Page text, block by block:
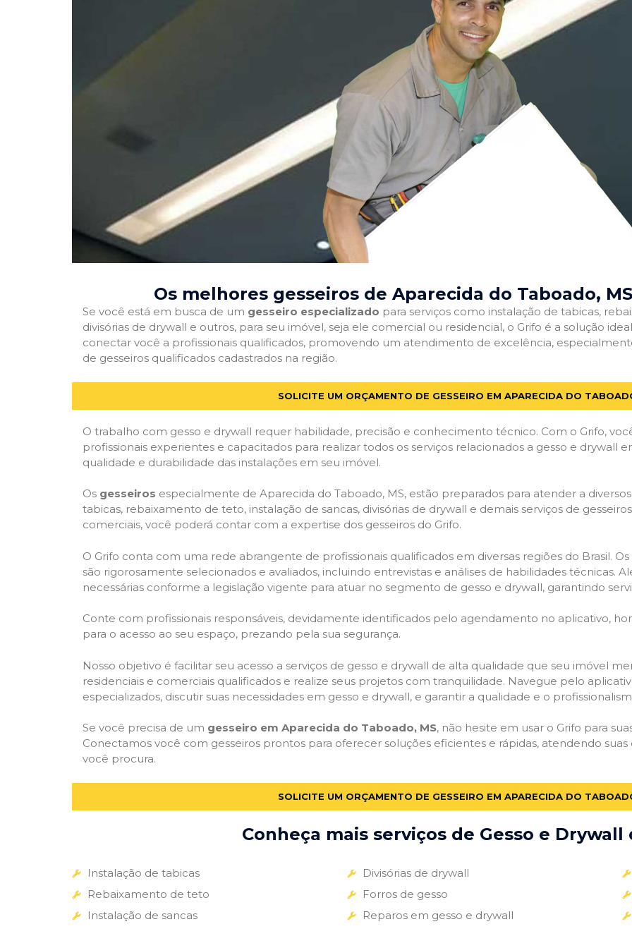
Os melhores gesseiros de Aparecida do Taboado, MS
Se você está em busca de um gesseiro especializado para serviços como instalação de tabicas,
divisórias de drywall e outros, para seu imóvel, seja ele comercial ou residencial, o Grifo é a solução
conectar você a profissionais qualificados, promovendo um atendimento de excelência,
de gesseiros qualificados cadastrados na região.
SOLICITE UM ORÇAMENTO DE GESSEIRO EM APARECIDA DO
O trabalho com gesso e drywall requer habilidade, precisão e conhecimento técnico. Com o Grifo,
profissionais experientes e capacitados para realizar todos os serviços relacionados a gesso e drywall
qualidade e durabilidade das instalações em seu imóvel.
Os gesseiros especialmente de Aparecida do Taboado, MS, estão preparados para atender a
tabicas, rebaixamento de teto, instalação de sancas, divisórias de drywall e demais serviços de
comerciais, você poderá contar com a expertise dos gesseiros do Grifo.
O Grifo conta com uma rede abrangente de profissionais qualificados em diversas regiões do Brasil.
são rigorosamente selecionados e avaliados, incluindo entrevistas e análises de habilidades técnicas.
necessárias conforme a legislação vigente para atuar no segmento de gesso e drywall, garantindo
Conte com profissionais responsáveis, devidamente identificados pelo agendamento no aplicativo,
para o acesso ao seu espaço, prezando pela sua segurança.
Nosso objetivo é facilitar seu acesso a serviços de gesso e drywall de alta qualidade que seu imóvel
residenciais e comerciais qualificados e realize seus projetos com tranquilidade. Navegue pelo
especializados, discutir suas necessidades em gesso e drywall, e garantir a qualidade e o
Se você precisa de um gesseiro em Aparecida do Taboado, MS, não hesite em usar o Grifo para
Conectamos você com gesseiros prontos para oferecer soluções eficientes e rápidas, atendendo
você procura.
SOLICITE UM ORÇAMENTO DE GESSEIRO EM APARECIDA DO
Conheça mais serviços de Gesso e Drywall
Instalação de tabicas
Rebaixamento de teto
Instalação de sancas
Divisórias de drywall
Forros de gesso
Reparos em gesso e drywall